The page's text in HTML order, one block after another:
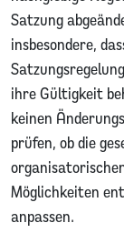
Satzung
insbesondere,
ihre Gültigkeit
keinen
prüfen, ob die
Möglichkeiten
anpassen.